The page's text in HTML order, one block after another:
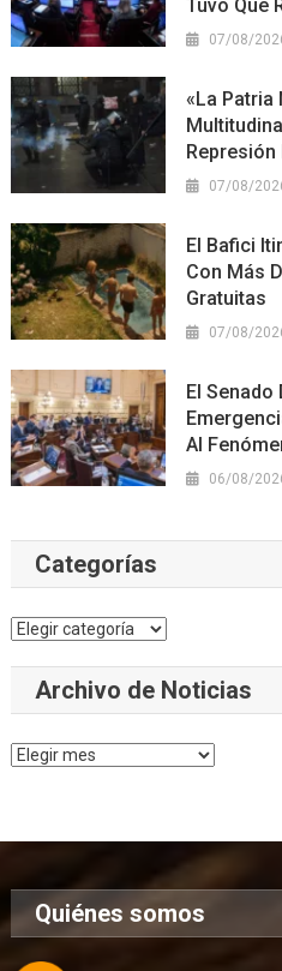
Tuvo Que
07/08/
«La Patria
Represión
07/08/
El Bafici
Con Más
Gratuitas
07/08/
El Senado
Al
06/08/
Categorías
Categorías
Archivo de Noticias
Archivo
Quiénes somos